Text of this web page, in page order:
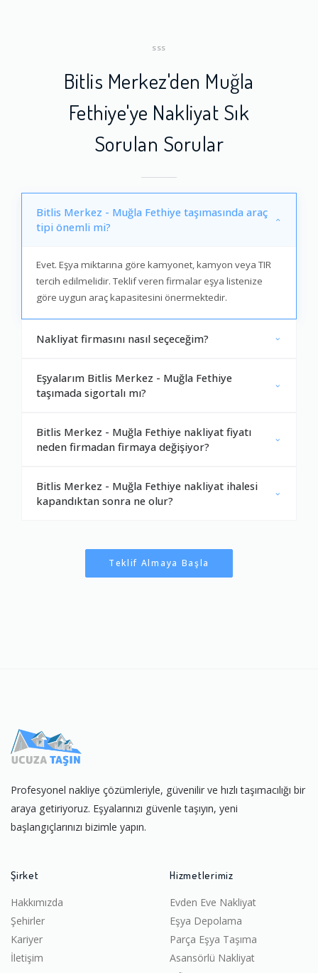
SSS
Bitlis Merkez'den Muğla
Fethiye'ye Nakliyat Sık
Sorulan Sorular
Bitlis Merkez - Muğla Fethiye taşımasında araç
tipi önemli mi?
Evet. Eşya miktarına göre kamyonet, kamyon veya TIR
tercih edilmelidir. Teklif veren firmalar eşya listenize
göre uygun araç kapasitesini önermektedir.
Nakliyat firmasını nasıl seçeceğim?
Eşyalarım Bitlis Merkez - Muğla Fethiye
taşımada sigortalı mı?
Bitlis Merkez - Muğla Fethiye nakliyat fiyatı
neden firmadan firmaya değişiyor?
Bitlis Merkez - Muğla Fethiye nakliyat ihalesi
kapandıktan sonra ne olur?
Teklif Almaya Başla
Profesyonel nakliye çözümleriyle, güvenilir ve hızlı taşımacılığı bir
araya getiriyoruz. Eşyalarınızı güvenle taşıyın, yeni
başlangıçlarınızı bizimle yapın.
Şirket
Hakkımızda
Şehirler
Kariyer
İletişim
Hizmetlerimiz
Evden Eve Nakliyat
Eşya Depolama
Parça Eşya Taşıma
Asansörlü Nakliyat